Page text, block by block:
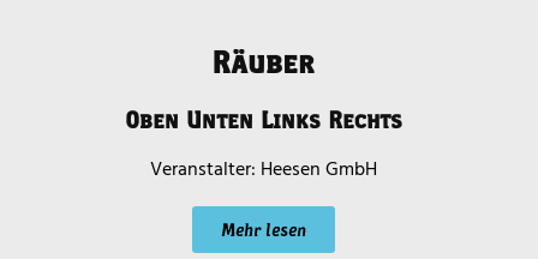
Räuber
Oben Unten Links Rechts
Heesen GmbH
Mehr lesen